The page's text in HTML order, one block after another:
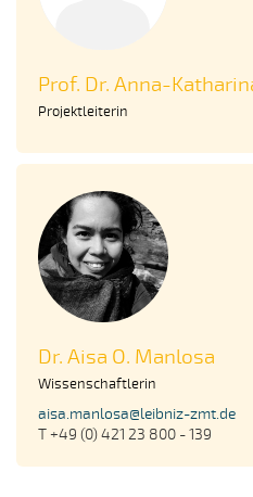
Prof. Dr. Anna-
Projektleiterin
Dr. Aisa O. Manlosa
Wissenschaftlerin
aisa.manlosa@leibniz-zmt.de
T +49 (0) 421 23 800 - 139